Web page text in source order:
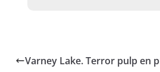
Varney Lake. Terror pulp en